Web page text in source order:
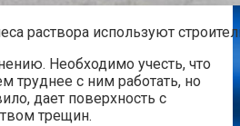
раствора используют
Необходимо учесть, что
труднее с ним работать, но
дает поверхность с
трещин.